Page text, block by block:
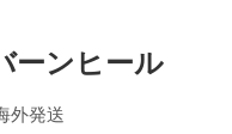
ーンヒール
外発送